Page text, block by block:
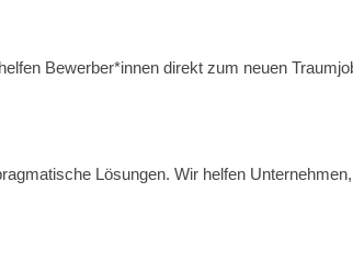
Bewerber*innen direkt zum neuen
Lösungen. Wir helfen